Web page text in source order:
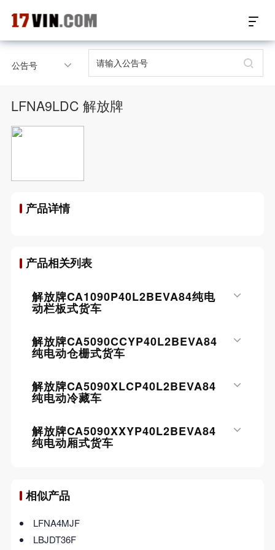
17VIN车架号查询首页
汽配产品电子目录
微信群智能客服
关于我们
公告号
LFNA9LDC 解放牌
产品详情
产品相关列表
解放牌CA1090P40L2BEVA84纯电
动栏板式货车
解放牌CA5090CCYP40L2BEVA84
纯电动仓栅式货车
解放牌CA5090XLCP40L2BEVA84
纯电动冷藏车
解放牌CA5090XXYP40L2BEVA84
纯电动厢式货车
相似产品
LFNA4MJF
LBJDT36F